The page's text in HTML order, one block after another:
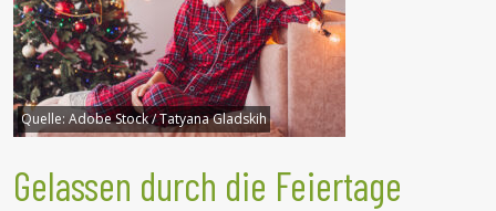
Quelle: Adobe Stock / Tatyana Gladskih
Gelassen durch die Feiertage